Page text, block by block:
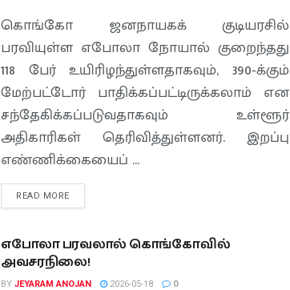
கொங்கோ ஜனநாயகக் குடியரசில்
பரவியுள்ள எபோலா நோயால் குறைந்தது
118 பேர் உயிரிழந்துள்ளதாகவும், 390-க்கும்
மேற்பட்டோர் பாதிக்கப்பட்டிருக்கலாம் என
சந்தேகிக்கப்படுவதாகவும் உள்ளூர்
அதிகாரிகள் தெரிவித்துள்ளனர். இறப்பு
எண்ணிக்கையைப் ...
READ MORE
எபோலா பரவலால் கொங்கோவில்
அவசரநிலை!
BY JEYARAM ANOJAN 2026-05-18 0